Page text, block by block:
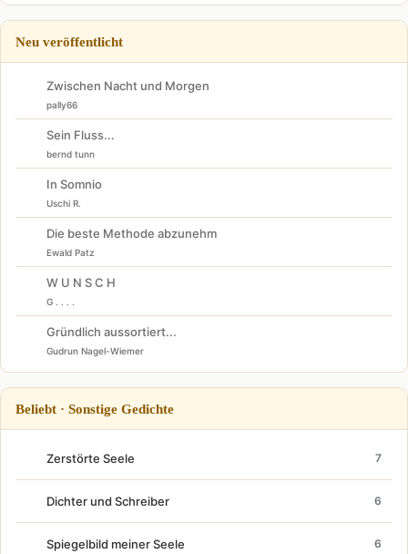
Neu veröffentlicht
Zwischen Nacht und Morgen
pally66
Sein Fluss...
bernd tunn
In Somnio
Uschi R.
Die beste Methode abzunehm
Ewald Patz
W U N S C H
G . . . .
Gründlich aussortiert...
Gudrun Nagel-Wiemer
Beliebt · Sonstige Gedichte
Zerstörte Seele 7
Dichter und Schreiber 6
Spiegelbild meiner Seele 6